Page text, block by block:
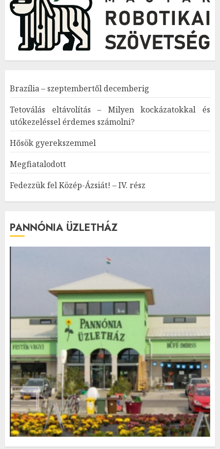
Brazília – szeptembertől decemberig
Tetoválás eltávolítás – Milyen kockázatokkal és
utókezeléssel érdemes számolni?
Hősök gyerekszemmel
Megfiatalodott
Fedezzük fel Közép-Ázsiát! – IV. rész
PANNÓNIA ÜZLETHÁZ